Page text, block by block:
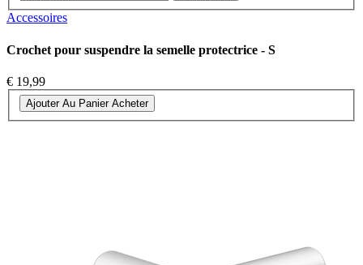
Accessoires
Crochet pour suspendre la semelle protectrice - S
€ 19,99
Ajouter Au Panier Acheter